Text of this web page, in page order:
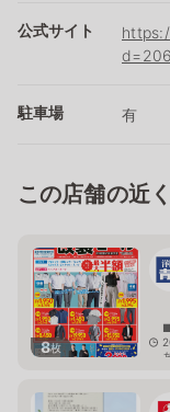
公式サイト
d=206
駐車場 有
この店舗の近
8枚